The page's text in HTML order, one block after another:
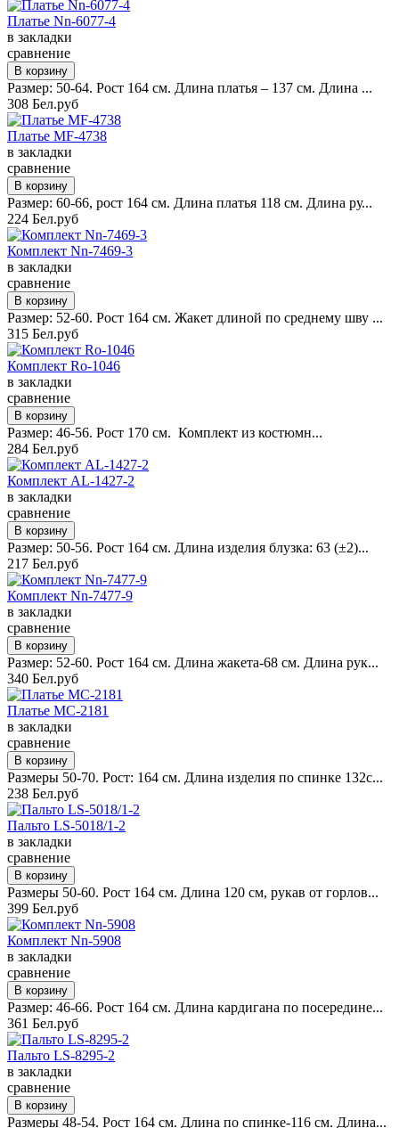
Платье Nn-6077-4
в закладки
сравнение
Размер: 50-64. Рост 164 см. Длина платья – 137 см. Длина ...
308 Бел.руб
Платье MF-4738
в закладки
сравнение
Размер: 60-66, рост 164 см. Длина платья 118 см. Длина ру...
224 Бел.руб
Комплект Nn-7469-3
в закладки
сравнение
Размер: 52-60. Рост 164 см. Жакет длиной по среднему шву ...
315 Бел.руб
Комплект Ro-1046
в закладки
сравнение
Размер: 46-56. Рост 170 см. Комплект из костюмн...
284 Бел.руб
Комплект AL-1427-2
в закладки
сравнение
Размер: 50-56. Рост 164 см. Длина изделия блузка: 63 (±2)...
217 Бел.руб
Комплект Nn-7477-9
в закладки
сравнение
Размер: 52-60. Рост 164 см. Длина жакета-68 см. Длина рук...
340 Бел.руб
Платье MC-2181
в закладки
сравнение
Размеры 50-70. Рост: 164 см. Длина изделия по спинке 132с...
238 Бел.руб
Пальто LS-5018/1-2
в закладки
сравнение
Размеры 50-60. Рост 164 см. Длина 120 см, рукав от горлов...
399 Бел.руб
Комплект Nn-5908
в закладки
сравнение
Размер: 46-66. Рост 164 см. Длина кардигана по посередине...
361 Бел.руб
Пальто LS-8295-2
в закладки
сравнение
Размеры 48-54. Рост 164 см. Длина по спинке-116 см. Длина...